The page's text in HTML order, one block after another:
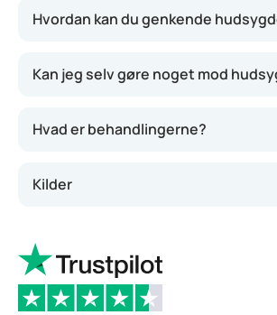
som huden kan reagere voldsomt
Hvordan kan du genkende
Kan jeg selv gøre noget mod
Hvad er behandlingerne?
Kilder